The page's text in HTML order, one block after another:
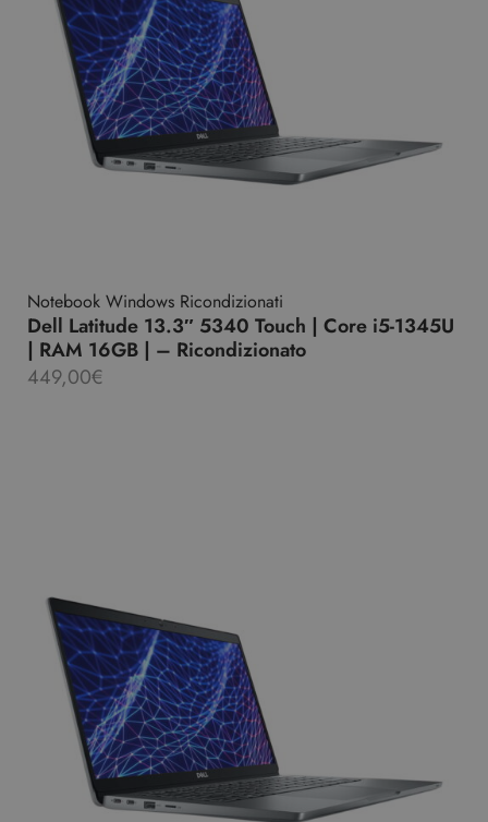
Notebook Windows Ricondizionati
Dell Latitude 13.3″ 5340 Touch | Core i5-1345U
| RAM 16GB | – Ricondizionato
449,00€